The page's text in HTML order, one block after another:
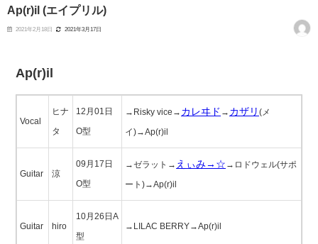
Ap(r)il (エイプリル)
2021年2月18日 2021年3月17日
Ap(r)il
Vocal
ヒナ
タ
12月01日
O型
→Risky vice→ カレヰド → カザリ (メ
イ)→Ap(r)il
Guitar 涼
09月17日
O型
→ゼラット→ えぃみ→☆ →ロドウェル(サポ
ート)→Ap(r)il
Guitar hiro
10月26日A
型
→LILAC BERRY→Ap(r)il